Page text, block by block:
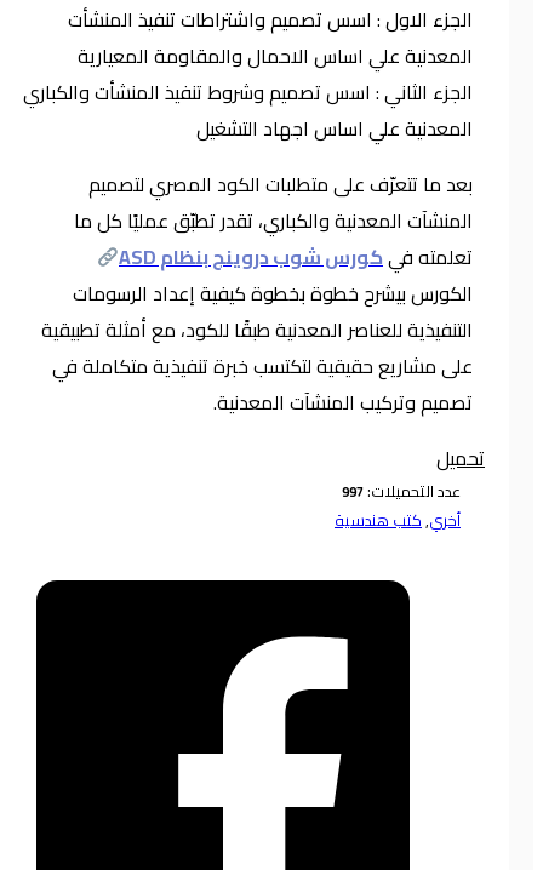
الجزء الاول : اسس تصميم واشتراطات تنفيذ المنشأت
المعدنية علي اساس الاحمال والمقاومة المعيارية
الجزء الثاني : اسس تصميم وشروط تنفيذ المنشأت والكباري
المعدنية علي اساس اجهاد التشغيل
بعد ما تتعرّف على متطلبات الكود المصري لتصميم
المنشآت المعدنية والكباري، تقدر تطبّق عمليًا كل ما
تعلمته فيكورس شوب دروينج بنظام ASD
الكورس بيشرح خطوة بخطوة كيفية إعداد الرسومات
التنفيذية للعناصر المعدنية طبقًا للكود، مع أمثلة تطبيقية
على مشاريع حقيقية لتكتسب خبرة تنفيذية متكاملة في
تصميم وتركيب المنشآت المعدنية.
تحميل
عدد التحميلات:
كتب هندسية